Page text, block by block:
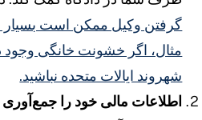
گرفتن وکیل ممکن است بسیار مهم
مثال، اگر خشونت خانگی وجود
شهروند ایالات متحده نباشید.
اطلاعات مالی خود را جمع‌آوری و